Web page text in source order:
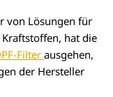
von Lösungen für
hat die
Filter ausgehen,
der Hersteller